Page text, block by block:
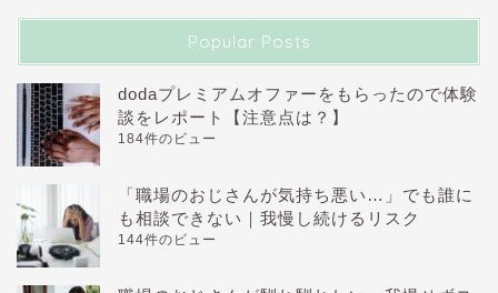
Popular Posts
dodaプレミアムオファーをもらったので体験
談をレポート【注意点は？】
184件のビュー
「職場のおじさんが気持ち悪い…」でも誰に
も相談できない｜我慢し続けるリスク
144件のビュー